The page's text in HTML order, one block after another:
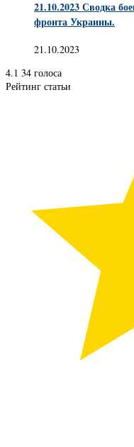
21.10.2023 Сводка
фронта Украины.
21.10.2023
4.1 34 голоса
Рейтинг статьи